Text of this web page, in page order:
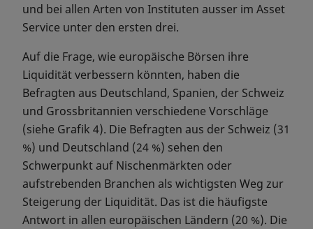
und bei allen Arten von Instituten ausser im Asset
Service unter den ersten drei.
Auf die Frage, wie europäische Börsen ihre
Liquidität verbessern könnten, haben die
Befragten aus Deutschland, Spanien, der Schweiz
und Grossbritannien verschiedene Vorschläge
(siehe Grafik 4). Die Befragten aus der Schweiz (31
%) und Deutschland (24 %) sehen den
Schwerpunkt auf Nischenmärkten oder
aufstrebenden Branchen als wichtigsten Weg zur
Steigerung der Liquidität. Das ist die häufigste
Antwort in allen europäischen Ländern (20 %). Die